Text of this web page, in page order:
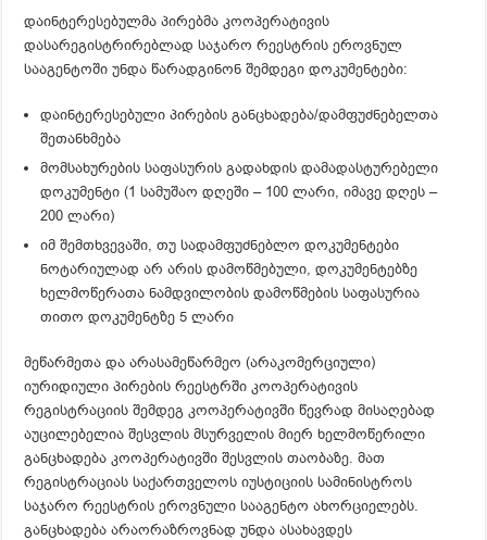
დაინტერესებულმა პირებმა კოოპერატივის
დასარეგისტრირებლად საჯარო რეესტრის ეროვნულ
სააგენტოში უნდა წარადგინონ შემდეგი დოკუმენტები:
დაინტერესებული პირების განცხადება/დამფუძნებელთა
შეთანხმება
მომსახურების საფასურის გადახდის დამადასტურებელი
დოკუმენტი (1 სამუშაო დღეში – 100 ლარი, იმავე დღეს –
200 ლარი)
იმ შემთხვევაში, თუ სადამფუძნებლო დოკუმენტები
ნოტარიულად არ არის დამოწმებული, დოკუმენტებზე
ხელმოწერათა ნამდვილობის დამოწმების საფასურია
თითო დოკუმენტზე 5 ლარი
მეწარმეთა და არასამეწარმეო (არაკომერციული)
იურიდიული პირების რეესტრში კოოპერატივის
რეგისტრაციის შემდეგ კოოპერატივში წევრად მისაღებად
აუცილებელია შესვლის მსურველის მიერ ხელმოწერილი
განცხადება კოოპერატივში შესვლის თაობაზე. მათ
რეგისტრაციას საქართველოს იუსტიციის სამინისტროს
საჯარო რეესტრის ეროვნული სააგენტო ახორციელებს.
განცხადება არაორაზროვნად უნდა ასახავდეს